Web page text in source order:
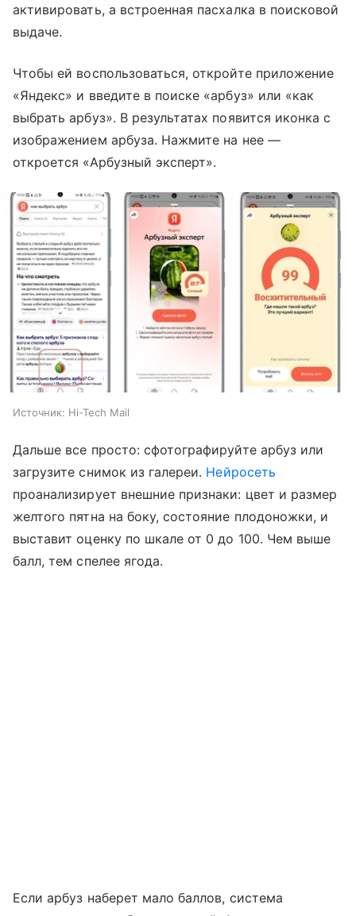
активировать, а встроенная пасхалка в поисковой
выдаче.
Чтобы ей воспользоваться, откройте приложение
«Яндекс» и введите в поиске «арбуз» или «как
выбрать арбуз». В результатах появится иконка с
изображением арбуза. Нажмите на нее —
откроется «Арбузный эксперт».
Источник: Hi-Tech Mail
Дальше все просто: сфотографируйте арбуз или
загрузите снимок из галереи. Нейросеть
проанализирует внешние признаки: цвет и размер
желтого пятна на боку, состояние плодоножки, и
выставит оценку по шкале от 0 до 100. Чем выше
балл, тем спелее ягода.
Если арбуз наберет мало баллов, система